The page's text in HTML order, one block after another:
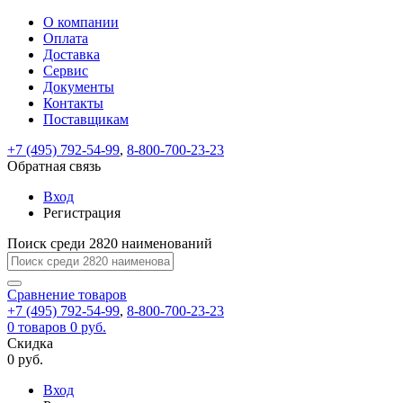
ВходРегистрация
test@example.com
отправлена
по
ней
завершения
регистрации.
Ок
Запомнить
меня
Забыли
Восстановление
пароля
Заполните
форму.
Мы
отправим
ссылку
указанный
электронный
перейдя
по
которой
вы
задать
На
вашу
почту
test@test.ru
ссылка.
Перейдите
по
для
смены
пароля.
Введите
новый
пароль
Сменить
Пароль
успешно
восстановлен
Обратная
связь
Сообщение
пользовательского
сообщение
успешно
отправлено.
О компании
Оплата
Доставка
Сервис
Документы
Контакты
Поставщикам
+7 (495) 792-54-99, 8-800-700-23-23
Обратная связь
Вход
Регистрация
Поиск среди 2820 наименований
Сравнение товаров
+7 (495) 792-54-99, 8-800-700-23-23
0 товаров 0 руб.
Скидка
0 руб.
Вход